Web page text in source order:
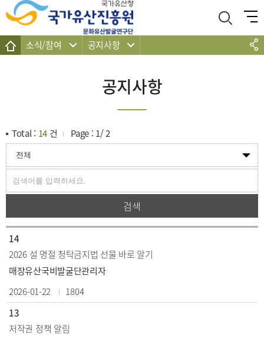
본문 바로가기
주메뉴 바로가기
하단 바로가기
소식/참여 공지사항
공지사항
Total : 14 건 Page : 1/2
검색
14
2026 설 명절 청탁금지법 선물 바로 알기
매장유산국비발굴단관리자
2026-01-22
1804
13
저작권 정책 알림